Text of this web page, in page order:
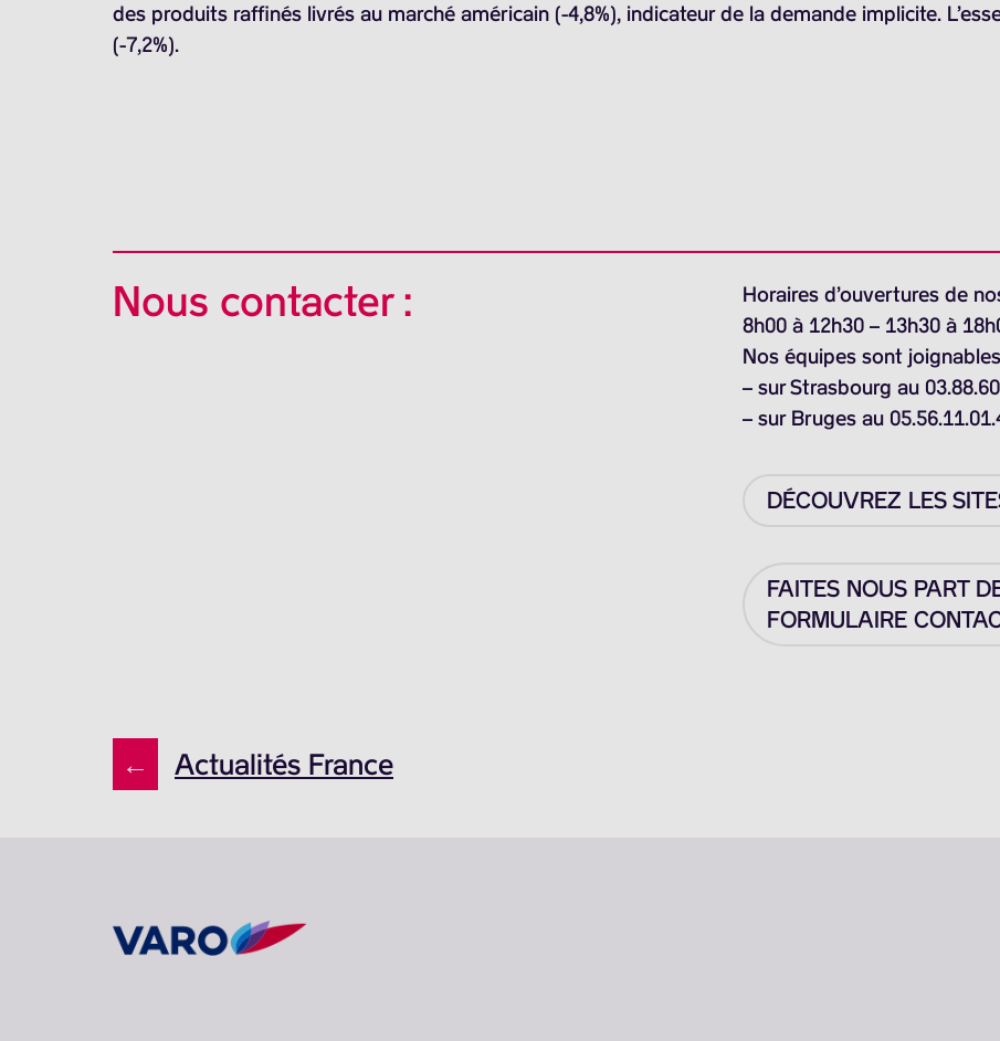
des produits raffinés livrés au marché américain (-4,8%), indicateur de la demande implicite.
(-7,2%).
Nous contacter :
Horaires d’ouvertures de
8h00 à 12h30 – 13h30 à
Nos équipes sont
– sur Strasbourg au
– sur Bruges au
DÉCOUVREZ LES
FAITES NOUS PART
FORMULAIRE
← Actualités France